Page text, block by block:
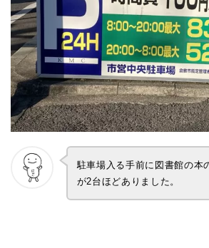
駐車場入る手前に図書館の本
が2台ほどありました。